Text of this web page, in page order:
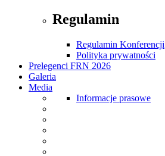
Regulamin
Regulamin Konferencji
Polityka prywatności
Prelegenci FRN 2026
Galeria
Media
Informacje prasowe